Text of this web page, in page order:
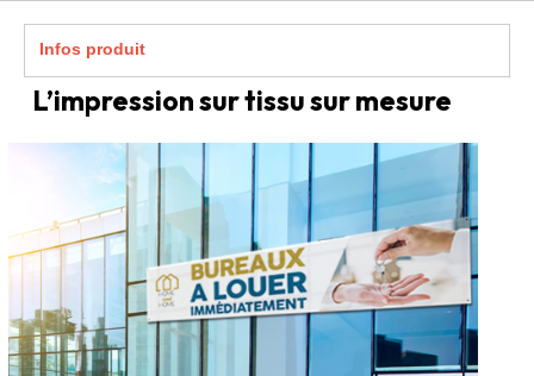
Infos produit
L’impression sur tissu sur mesure